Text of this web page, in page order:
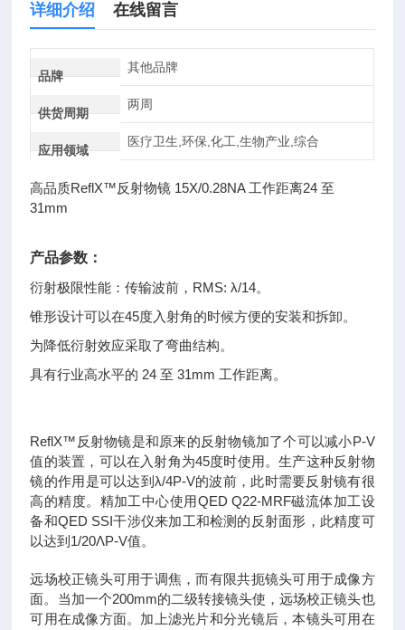
详细介绍 在线留言
品牌
其他品牌
供货周期
两周
应用领域
医疗卫生,环保,化工,生物产业,综合
高品质ReflX™反射物镜 15X/0.28NA 工作距离24 至
31mm
产品参数：
衍射极限性能：传输波前，RMS: λ/14。
锥形设计可以在45度入射角的时候方便的安装和拆卸。
为降低衍射效应采取了弯曲结构。
具有行业高水平的 24 至 31mm 工作距离。
ReflX™反射物镜是和原来的反射物镜加了个可以减小P-V
值的装置，可以在入射角为45度时使用。生产这种反射物
镜的作用是可以达到λ/4P-V的波前，此时需要反射镜有很
高的精度。精加工中心使用QED Q22-MRF磁流体加工设
备和QED SSI干涉仪来加工和检测的反射面形，此精度可
以达到1/20ΛP-V值。
远场校正镜头可用于调焦，而有限共扼镜头可用于成像方
面。当加一个200mm的二级转接镜头使，远场校正镜头也
可用在成像方面。加上滤光片和分光镜后，本镜头可用在